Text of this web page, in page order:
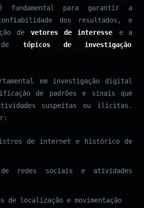
fundamental para garantir a
dos resultados, e
de
vetores de interesse
e a
de
tópicos de investigação
em investigação digital
de padrões e sinais que
suspeitas ou ilícitas.
de internet e histórico de
de redes sociais e atividades
de localização e movimentação